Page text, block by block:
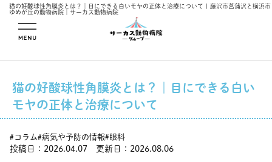
猫の好酸球性角膜炎とは？｜目にできる白いモヤの正体と治療について | 藤沢市菖蒲沢と横浜市
ゆめが丘の動物病院｜サーカス動物病院
猫の好酸球性角膜炎とは？｜目にできる白い
モヤの正体と治療について
# コラム#病気や予防の情報#眼科
投稿日：2026.04.07 更新日：2026.08.06